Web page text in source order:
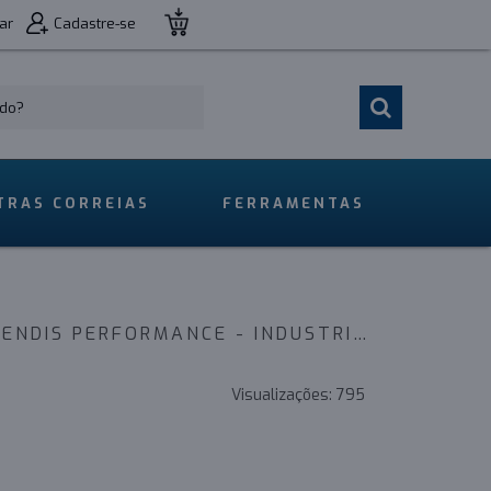
Cadastre-se
CORREIAS FERRAMENTAS
CORREIA 14M 1610 X 84MM MOVENDIS PERFORMANCE - INDUSTRIAL
Visualizações: 795